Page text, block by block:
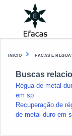
INÍCIO FACAS E
Buscas
Régua de metal
em sp
Recuperação de
de metal duro em